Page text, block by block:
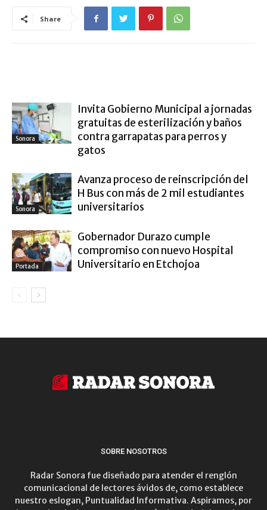
Share
Sonora
Invita Gobierno Municipal a jornadas
gratuitas de esterilización y baños
contra garrapatas para perros y
gatos
Sonora
Avanza proceso de reinscripción del
H Bus con más de 2 mil estudiantes
universitarios
Portada
Gobernador Durazo cumple
compromiso con nuevo Hospital
Universitario en Etchojoa
SOBRE NOSOTROS
Radar Sonora fue diseñado para atender el renglón
comunicacional de lectores ávidos de, como establece
nuestro eslogan, Puntualidad Informativa. Aspiramos, por